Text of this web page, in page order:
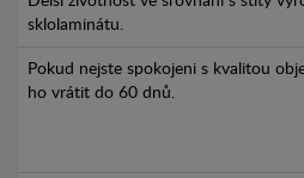
sklolaminátu.
Pokud nejste spokojeni s kvalitou
ho vrátit do 60 dnů.